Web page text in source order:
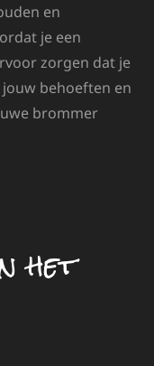
en
je een
zorgen dat je
behoeften en
brommer
het